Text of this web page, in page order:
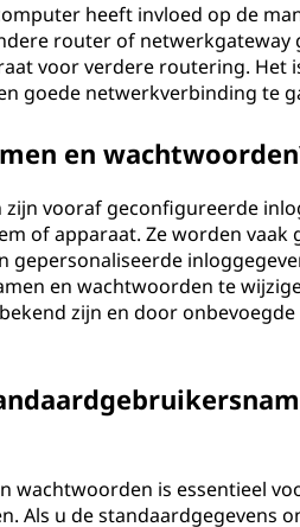
heeft invloed op de
router of netwerkgateway
voor verdere routering. Het
goede netwerkverbinding te
en
vooraf geconfigureerde
of apparaat. Ze worden vaak
en wachtwoorden te
zijn en door
wachtwoorden is essentieel
Als u de standaardgegevens